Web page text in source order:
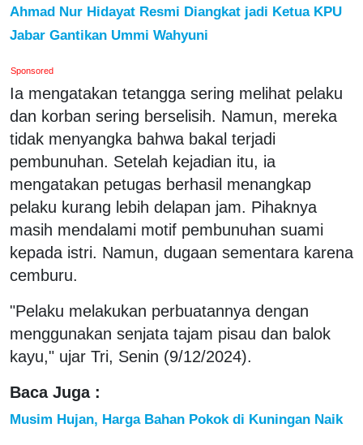
Ahmad Nur Hidayat Resmi Diangkat jadi Ketua KPU
Jabar Gantikan Ummi Wahyuni
Sponsored
Ia mengatakan tetangga sering melihat pelaku
dan korban sering berselisih. Namun, mereka
tidak menyangka bahwa bakal terjadi
pembunuhan. Setelah kejadian itu, ia
mengatakan petugas berhasil menangkap
pelaku kurang lebih delapan jam. Pihaknya
masih mendalami motif pembunuhan suami
kepada istri. Namun, dugaan sementara karena
cemburu.
"Pelaku melakukan perbuatannya dengan
menggunakan senjata tajam pisau dan balok
kayu," ujar Tri, Senin (9/12/2024).
Baca Juga :
Musim Hujan, Harga Bahan Pokok di Kuningan Naik